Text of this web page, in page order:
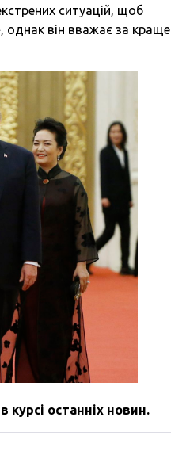
ситуацій, щоб
він вважає за краще
курсі останніх новин.